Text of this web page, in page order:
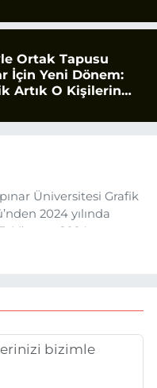
Ortak Tapusu
İçin Yeni Dönem:
Artık O Kişilerin
Üniversitesi Grafik
2024 yılında
Ağustos 2024
alanında staj